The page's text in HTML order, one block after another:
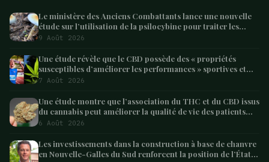
Le ministère des Anciens Combattants lance une nouvelle
étude sur l’utilisation de la psilocybine pour traiter les
anciens combattants souffrant de dépression et de
9 Août 2026
Une étude révèle que le CBD possède des « propriétés
susceptibles d’améliorer les performances » sportives et
pourrait aider les athlètes à récupérer après l’effort
7 Août 2026
Une étude montre que l’association du THC et du CBD issus
du cannabis peut améliorer la qualité de vie des patients
atteints de démence – Marijuana Moment
6 Août 2026
Les investissements dans la construction à base de chanvre
en Nouvelle-Galles du Sud renforcent la position de l’État